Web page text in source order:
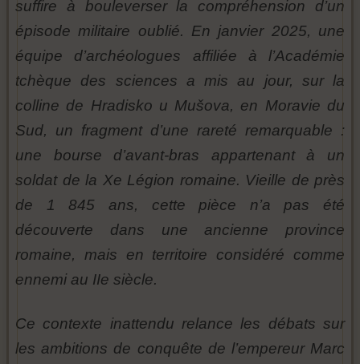
suffire à bouleverser la compréhension d’un
épisode militaire oublié. En janvier 2025, une
équipe d’archéologues affiliée à l’Académie
tchèque des sciences a mis au jour, sur la
colline de Hradisko u Mušova, en Moravie du
Sud, un fragment d’une rareté remarquable :
une bourse d’avant-bras appartenant à un
soldat de la Xe Légion romaine. Vieille de près
de 1 845 ans, cette pièce n’a pas été
découverte dans une ancienne province
romaine, mais en territoire considéré comme
ennemi au IIe siècle.
Ce contexte inattendu relance les débats sur
les ambitions de conquête de l’empereur Marc